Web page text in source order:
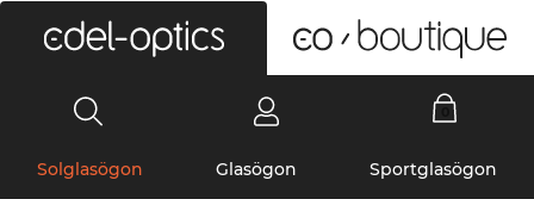
Solglasögon Glasögon Sportglasögon